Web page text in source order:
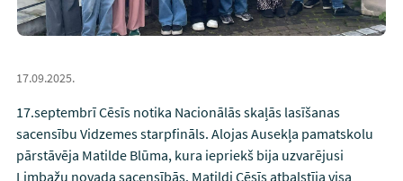
17.09.2025.
17.septembrī Cēsīs notika Nacionālās skaļās lasīšanas
sacensību Vidzemes starpfināls. Alojas Ausekļa pamatskolu
pārstāvēja Matilde Blūma, kura iepriekš bija uzvarējusi
Limbažu novada sacensībās. Matildi Cēsīs atbalstīja visa